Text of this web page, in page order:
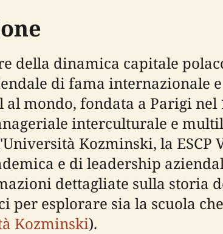
della dinamica capitale
di fama internazionale
al mondo, fondata a Parigi
interculturale e
Kozminski, la
e di leadership
dettagliate sulla storia
per esplorare sia la scuola
Kozminski).